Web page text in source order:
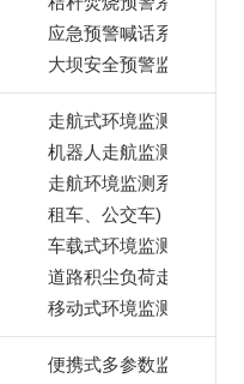
应急预警喊话系统
大坝安全预警监测
走航式环境监测系统
机器人走航监测系统
走航环境监测系统(出
租车、公交车)
车载式环境监测系统
道路积尘负荷走航监测
移动式环境监测系统
便携式多参数监测仪